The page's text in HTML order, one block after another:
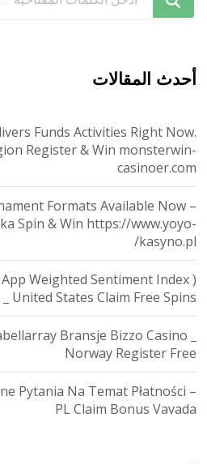
تبحث
ما؟
أحدث المقالات
Funds Activities Right Now.
Register & Win monsterwin-
casinoer.com
Formats Available Now –
Spin & Win https://www.yoyo-
kasyno.pl/
App Weighted Sentiment Index )
United States Claim Free Spins
Bransje Bizzo Casino _
Norway Register Free
Pytania Na Temat Płatności –
PL Claim Bonus Vavada